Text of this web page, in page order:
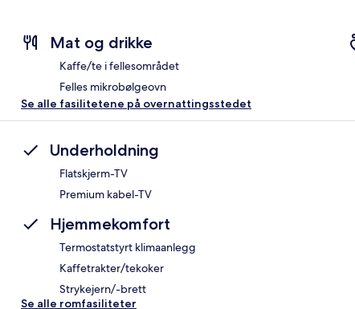
Mat og drikke
Kaffe/te i fellesområdet
Felles mikrobølgeovn
Se alle fasilitetene på overnattingsstedet
Underholdning
Flatskjerm-TV
Premium kabel-TV
Hjemmekomfort
Termostatstyrt klimaanlegg
Kaffetrakter/tekoker
Strykejern/-brett
Se alle romfasiliteter